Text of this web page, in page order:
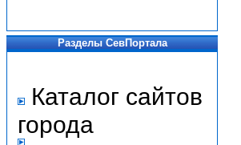
Разделы СевПортала
Каталог сайтов
города